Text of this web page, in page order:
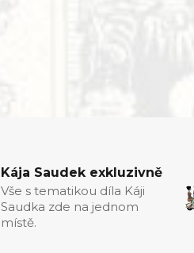
Kája Saudek exkluzivně
Vše s tematikou díla Káji
Saudka zde na jednom
místě.